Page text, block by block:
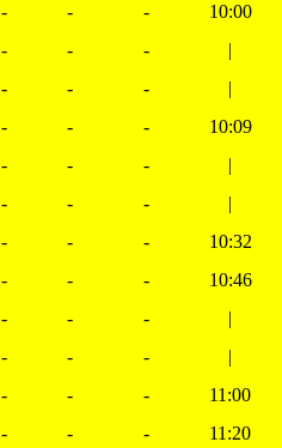
- - - 10:00
- - - |
- - - |
- - - 10:09
- - - |
- - - |
- - - 10:32
- - - 10:46
- - - |
- - - |
- - - 11:00
- - - 11:20